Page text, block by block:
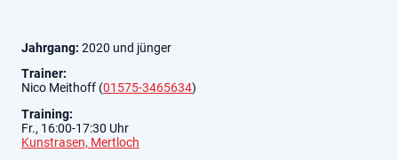
Jahrgang: 2020 und jünger
Trainer:
Nico Meithoff (01575-3465634)
Training:
Fr., 16:00-17:30 Uhr
Kunstrasen, Mertloch